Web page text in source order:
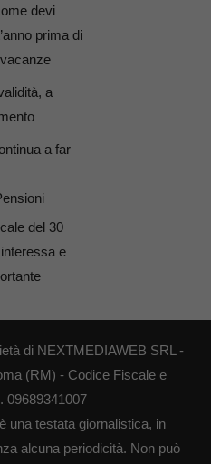
devi
prima di
a
a far
del 30
e
di NEXTMEDIAWEB SRL -
(RM) - Codice Fiscale e
09689341007
una testata giornalistica, in
alcuna periodicità. Non può